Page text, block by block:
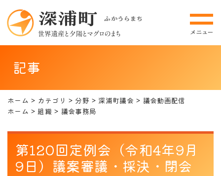
記事
ホーム カテゴリ 分野 深浦町議会
議会動画配信
ホーム
組織 議会事務局
第120回定例会（令和4年9月
9日）議案審議・採決・閉会